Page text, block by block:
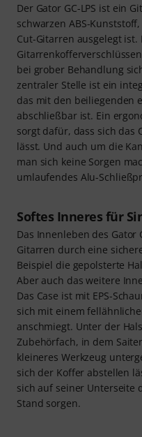
Der Gator GC-LPS ist ein
schwarzen ABS-
Cut-Gitarren ausgelegt ist.
bei grober Behandlung
zentraler Stelle ist ein
das mit den beiliegenden
abschließbar ist. Ein
sorgt dafür, dass sich das
lässt. Und auch um die
man sich keine Sorgen
umlaufendes Alu-
Softes Inneres für
Das Innenleben des Gator
Gitarren durch eine
Beispiel die gepolsterte
Aber auch das weitere
Das Case ist mit EPS-
sich mit einem
anschmiegt. Unter der
Zubehörfach, in dem
kleineres Werkzeug
sich der Koffer abstellen
sich auf seiner
Stand sorgen.